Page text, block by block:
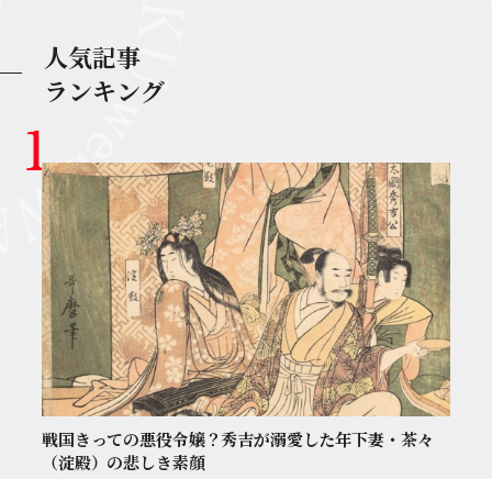
人気記事
ランキング
戦国きっての悪役令嬢？秀吉が溺愛した年下妻・茶々
（淀殿）の悲しき素顔